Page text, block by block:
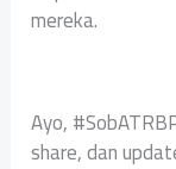
mereka.
Ayo,
share, dan